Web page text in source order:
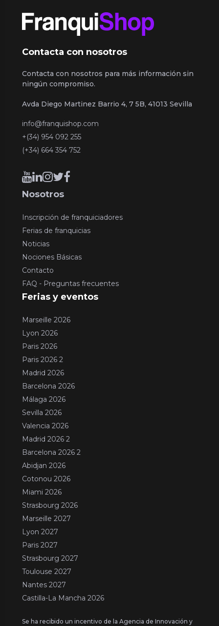
Contacta con nosotros
Contacta con nosotros para más información sin
ningún compromiso.
Avda Diego Martinez Barrio 4, 7 5B, 41013 Sevilla
info@franquishop.com
+(34) 954 092 255
(+34) 664 354 752
Nosotros
Inscripción de franquiciadores
Ferias de franquicias
Noticias
Nociones Básicas
Contacto
FAQ - Preguntas frecuentes
Ferias y eventos
Marseille 2026
Lyon 2026
Paris 2026
Paris 2026 2
Madrid 2026
Barcelona 2026
Málaga 2026
Sevilla 2026
Valencia 2026
Madrid 2026 2
Barcelona 2026 2
Abidjan 2026
Cotonou 2026
Miami 2026
Strasbourg 2026
Marseille 2027
Lyon 2027
Paris 2027
Strasbourg 2027
Toulouse 2027
Nantes 2027
Castilla-La Mancha 2026
Se ha recibido un incentivo de la Agencia de Innovación y